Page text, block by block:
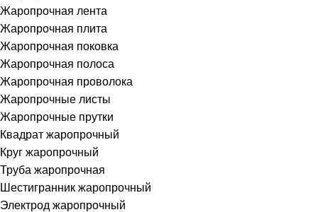
Жаропрочная лента
Жаропрочная плита
Жаропрочная поковка
Жаропрочная полоса
Жаропрочная проволока
Жаропрочные листы
Жаропрочные прутки
Квадрат жаропрочный
Круг жаропрочный
Труба жаропрочная
Шестигранник жаропрочный
Электрод жаропрочный